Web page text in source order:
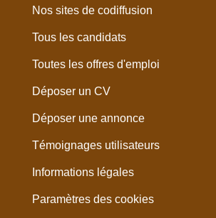
Nos sites de codiffusion
Tous les candidats
Toutes les offres d'emploi
Déposer un CV
Déposer une annonce
Témoignages utilisateurs
Informations légales
Paramètres des cookies